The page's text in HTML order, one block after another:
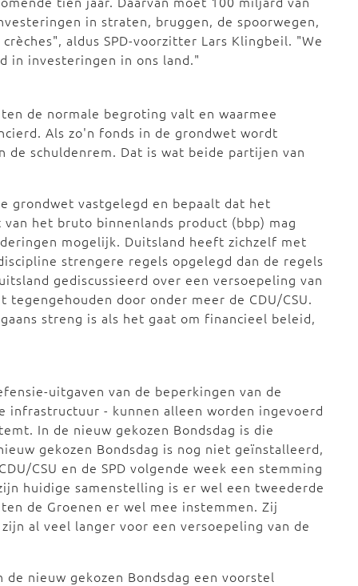
in straten, bruggen, de spoorwegen,
aldus SPD-voorzitter Lars Klingbeil. "We
in investeringen in ons land."
de normale begroting valt en waarmee
Als zo'n fonds in de grondwet wordt
schuldenrem. Dat is wat beide partijen van
grondwet vastgelegd en bepaalt dat het
het bruto binnenlands product (bbp) mag
mogelijk. Duitsland heeft zichzelf met
strengere regels opgelegd dan de regels
gediscussieerd over een versoepeling van
door onder meer de CDU/CSU.
streng is als het gaat om financieel beleid,
uitgaven van de beperkingen van de
infrastructuur - kunnen alleen worden ingevoerd
In de nieuw gekozen Bondsdag is die
gekozen Bondsdag is nog niet geïnstalleerd,
CSU en de SPD volgende week een stemming
huidige samenstelling is er wel een tweederde
de Groenen er wel mee instemmen. Zij
al veel langer voor een versoepeling van de
nieuw gekozen Bondsdag een voorstel